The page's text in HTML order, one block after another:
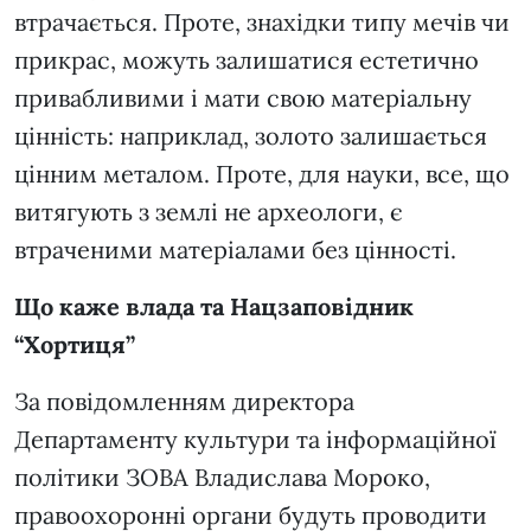
втрачається. Проте, знахідки типу мечів чи
прикрас, можуть залишатися естетично
привабливими і мати свою матеріальну
цінність: наприклад, золото залишається
цінним металом. Проте, для науки, все, що
витягують з землі не археологи, є
втраченими матеріалами без цінності.
Що каже влада та Нацзаповідник
“Хортиця”
За повідомленням директора
Департаменту культури та інформаційної
політики ЗОВА Владислава Мороко,
правоохоронні органи будуть проводити